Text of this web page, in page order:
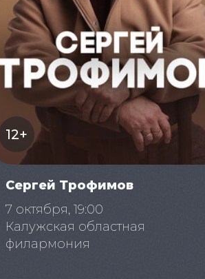
12+
Сергей Трофимов
7 октября, 19:00
Калужская областная
филармония